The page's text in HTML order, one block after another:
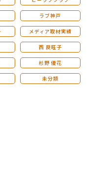
ラブ神戸
メディア取材実績
西 良旺子
杉野 優花
未分類